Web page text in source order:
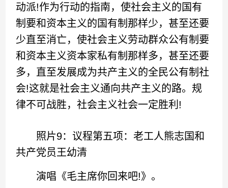
动派!作为行动的指南，使社会主义的国有
制要和资本主义的国有制那样少，甚至还要
少直至消亡，使社会主义劳动群众公有制要
和资本主义资本家私有制那样多，甚至还要
多，直至发展成为共产主义的全民公有制社
会!这就是社会主义通向共产主义的路。规
律不可战胜，社会主义社会一定胜利!
照片9：议程第五项：老工人熊志国和
共产党员王幼清
演唱《毛主席你回来吧!》。